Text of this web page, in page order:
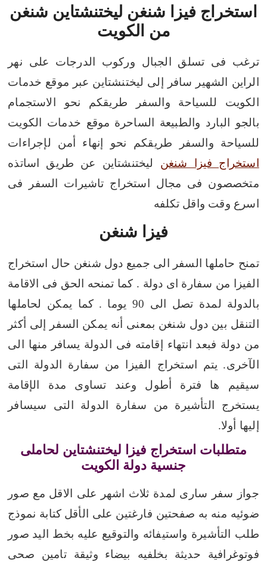
استخراج فيزا شنغن ليختنشتاين شنغن
من الكويت
ترغب فى تسلق الجبال وركوب الدرجات على نهر
الراين الشهير سافر إلى ليختنشتاين عبر موقع خدمات
الكويت للسياحة والسفر طريقكم نحو الاستجمام
بالجو البارد والطبيعة الساحرة موقع خدمات الكويت
للسياحة والسفر طريقكم نحو إنهاء أمن لإجراءات
استخراج فيزا شنغن ليختنشتاين عن طريق اساتذه
متخصصون فى مجال استخراج تاشيرات السفر فى
اسرع وقت واقل تكلفه
فيزا شنغن
تمنح حاملها السفر الى جميع دول شنغن حال استخراج
الفيزا من سفارة اى دولة . كما تمنحه الحق فى الاقامة
بالدولة لمدة تصل الى 90 يوما .
كما يمكن لحاملها
التنقل بين دول شنغن بمعنى أنه يمكن السفر إلى أكثر
من دولة فبعد انتهاء إقامته فى الدولة يسافر منها الى
الآخرى. يتم استخراج الفيزا من سفارة الدولة التى
سيقيم ها فترة أطول وعند تساوى مدة الإقامة
يستخرج التأشيرة من سفارة الدولة التى سيسافر
إليها أولا.
متطلبات استخراج فيزا ليختنشتاين لحاملى
جنسية دولة الكويت
جواز سفر سارى لمدة ثلاث اشهر على الاقل مع صور
ضوئيه منه به صفحتين فارغتين على الأقل كتابة نموذج
طلب التأشيرة واستيفائه والتوقيع عليه بخط اليد صور
فوتوغرافية حديثة بخلفيه بيضاء
وثيقة تامين صحى